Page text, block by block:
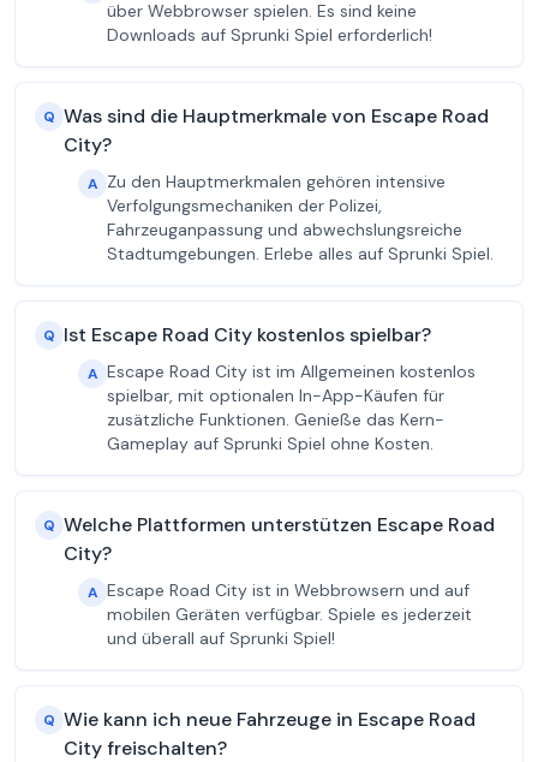
über Webbrowser spielen. Es sind keine
Downloads auf Sprunki Spiel erforderlich!
Q Was sind die Hauptmerkmale von Escape Road
City?
A Zu den Hauptmerkmalen gehören intensive
Verfolgungsmechaniken der Polizei,
Fahrzeuganpassung und abwechslungsreiche
Stadtumgebungen. Erlebe alles auf Sprunki Spiel.
Q Ist Escape Road City kostenlos spielbar?
A Escape Road City ist im Allgemeinen kostenlos
spielbar, mit optionalen In-App-Käufen für
zusätzliche Funktionen. Genieße das Kern-
Gameplay auf Sprunki Spiel ohne Kosten.
Q Welche Plattformen unterstützen Escape Road
City?
A Escape Road City ist in Webbrowsern und auf
mobilen Geräten verfügbar. Spiele es jederzeit
und überall auf Sprunki Spiel!
Q Wie kann ich neue Fahrzeuge in Escape Road
City freischalten?